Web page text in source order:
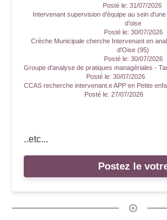
Posté le: 31/07/2026
Intervenant supervision d'équipe au sein
d'oise
Posté le: 30/07/2026
Crèche Municipale cherche Intervenant en
d'Oise (95)
Posté le: 30/07/2026
Groupe d'analyse de pratiques managériales -
Posté le: 30/07/2026
CCAS recherche intervenant.e APP en Petite
Posté le: 27/07/2026
..etc...
Postez le